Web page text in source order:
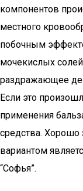
компонентов
местного
побочным
мочекислых
раздражающее
Если это
применения
средства.
вариантом
“Софья”.